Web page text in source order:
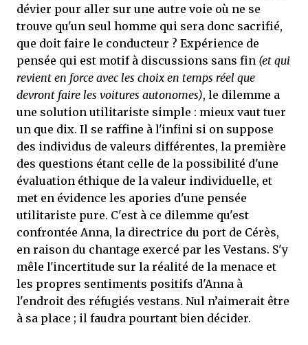
dévier pour aller sur une autre voie où ne se
trouve qu'un seul homme qui sera donc sacrifié,
que doit faire le conducteur ? Expérience de
pensée qui est motif à discussions sans fin (et qui
revient en force avec les choix en temps réel que
devront faire les voitures autonomes), le dilemme a
une solution utilitariste simple : mieux vaut tuer
un que dix. Il se raffine à l'infini si on suppose
des individus de valeurs différentes, la première
des questions étant celle de la possibilité d'une
évaluation éthique de la valeur individuelle, et
met en évidence les apories d'une pensée
utilitariste pure. C'est à ce dilemme qu'est
confrontée Anna, la directrice du port de Cérès,
en raison du chantage exercé par les Vestans. S'y
mêle l'incertitude sur la réalité de la menace et
les propres sentiments positifs d'Anna à
l'endroit des réfugiés vestans. Nul n’aimerait être
à sa place ; il faudra pourtant bien décider.